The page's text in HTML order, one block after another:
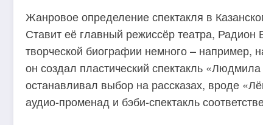
Жанровое определение спектакля в
Ставит её главный режиссёр театра,
творческой биографии немного –
он создал пластический спектакль
останавливал выбор на рассказах, вроде
аудио-променад и бэби-спектакль